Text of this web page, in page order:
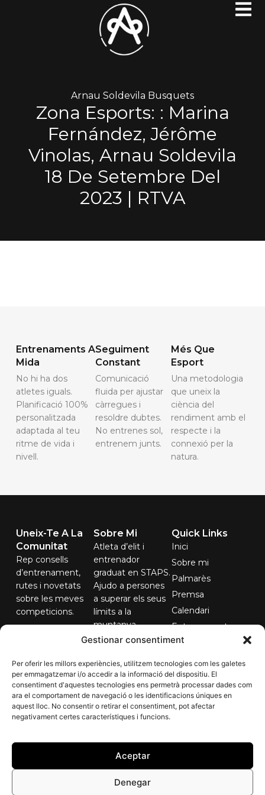
Gestionar consentiment
Per oferir les millors experiències, utilitzem tecnologies com les galetes
per emmagatzemar i/o accedir a la informació del dispositiu. El
consentiment d'aquestes tecnologies ens permetrà processar dades com
ara el comportament de navegació o les identificacions úniques en
aquest lloc. No consentir o retirar el consentiment, pot afectar
negativament certes característiques i funcions.
Aceptar
Denegar
Arnau Soldevila Busquets
Zona Esports: : Marina
Fernández, Jérôme
Vinolas, Arnau Soldevila
18 De Setembre Del
2023 | RTVA
Entrenaments A
Mida
No hi ha dos
atletes iguals.
Planificació 100%
personalitzada
adaptada al teu
ritme de vida i
nivell.
Seguiment
Constant
Comunicació
fluida per ajustar
càrregues i
resoldre dubtes.
No entrenes sol,
entrenem junts.
Més Que
Esport
Una metodologia
que uneix la
ciència del
rendiment amb el
respecte i la
connexió per la
natura.
Sobre Mi
Atleta d’elit i
entrenador
graduat en STAPS.
Ajudo a persones
a superar els seus
límits a la
muntanya.
Quick Links
Inici
Sobre mi
Palmarès
Premsa
Calendari
Entrenaments
Contacte
Uneix-Te A La
Comunitat
Rep consells
d’entrenament,
rutes i novetats
sobre les meves
competicions.
Subscriure'm